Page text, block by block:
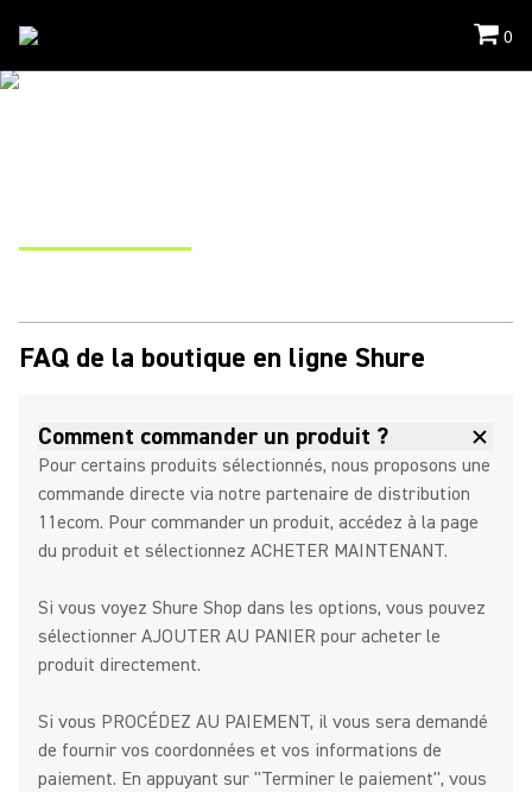
0
FAQ de la boutique en ligne Shure
Comment commander un produit ?
Pour certains produits sélectionnés, nous proposons une
commande directe via notre partenaire de distribution
11ecom. Pour commander un produit, accédez à la page
du produit et sélectionnez ACHETER MAINTENANT.
Si vous voyez Shure Shop dans les options, vous pouvez
sélectionner AJOUTER AU PANIER pour acheter le
produit directement.
Si vous PROCÉDEZ AU PAIEMENT, il vous sera demandé
de fournir vos coordonnées et vos informations de
paiement. En appuyant sur "Terminer le paiement", vous